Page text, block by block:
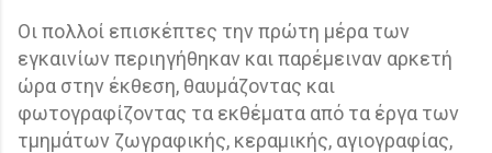
Οι πολλοί επισκέπτες την πρώτη μέρα των
εγκαινίων περιηγήθηκαν και παρέμειναν αρκετή
ώρα στην έκθεση, θαυμάζοντας και
φωτογραφίζοντας τα εκθέματα από τα έργα των
τμημάτων ζωγραφικής, κεραμικής, αγιογραφίας,